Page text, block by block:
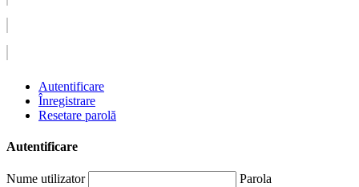
Autentificare
Înregistrare
Resetare parolă
Autentificare
Nume utilizator Parola